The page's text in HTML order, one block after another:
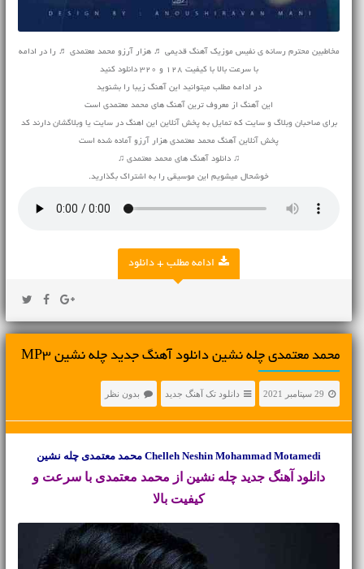
مخاطبین محترم رسانه ی نفیس موزیک آهنگ قدیمی ♬ هزار آرزو محمد معتمدی ♬ را در ادامه
با سرعت بالا با کیفیت 128 و 320 دانلود کنید
در ادامه مطلب میتوانید این آهنگ زیبا را بشنوید
این آهنگ از معروف ترین آهنگ های محمد معتمدی است
برای صاحبان وبلاگ و سایت که تمایل به پخش آنلاین این اهنگ در سایت یا وبلاگشان دارند کد
پخش آنلاین آهنگ محمد معتمدی هزار آرزو آماده شده است
♫ دانلود آهنگ های محمد معتمدی ♫
خوشحال میشویم این موسیقی را به اشتراک بگذارید.
ادامه مطلب + دانلود
محمد معتمدی چله نشین دانلود آهنگ جدید چله نشین MP3
29 سپتامبر 2021 دانلود تک آهنگ جدید بدون نظر
Chelleh Neshin Mohammad Motamedi محمد معتمدی چله نشین
دانلود آهنگ جدید چله نشین از محمد معتمدی با سرعت و
کیفیت بالا